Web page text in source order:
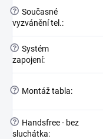
? Současné
vyzvánění tel.:
? Systém
zapojení:
? Montáž tabla:
?
Handsfree - bez
sluchátka: